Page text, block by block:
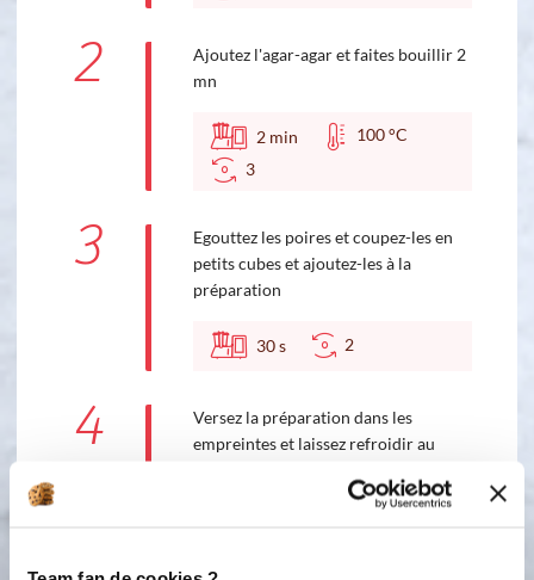
2
Ajoutez l'agar-agar et faites bouillir 2
mn
2 min
100 °C
3
3
Egouttez les poires et coupez-les en
petits cubes et ajoutez-les à la
préparation
30s 2
4
Versez la préparation dans les
empreintes et laissez refroidir au
Présentez les tourbillons sur une